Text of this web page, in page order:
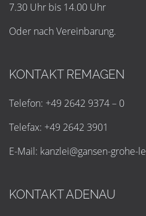
7.30 Uhr bis 14.00 Uhr
Oder nach Vereinbarung.
KONTAKT REMAGEN
Telefon: +49 2642 9374 – 0
Telefax: +49 2642 3901
E-Mail: kanzlei@gansen-grohe-le
KONTAKT ADENAU